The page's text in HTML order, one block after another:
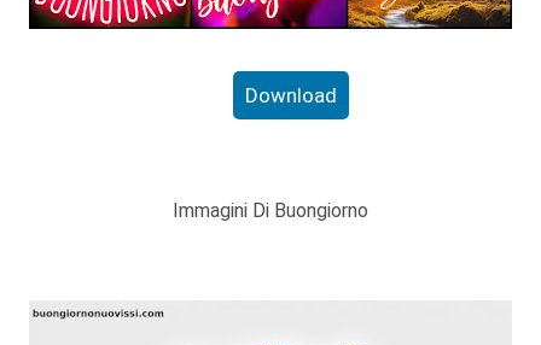
Download
Immagini Di Buongiorno